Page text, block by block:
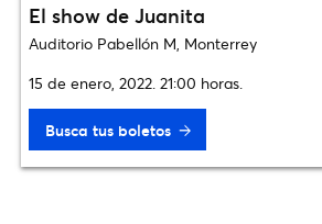
El show de Juanita
Auditorio Pabellón M, Monterrey
15 de enero, 2022. 21:00 horas.
Busca tus boletos